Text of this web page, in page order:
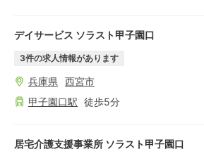
デイサービス ソラスト甲子園口
3件の求人情報があります
兵庫県
西宮市
甲子園口駅 徒歩5分
居宅介護支援事業所 ソラスト甲子園口